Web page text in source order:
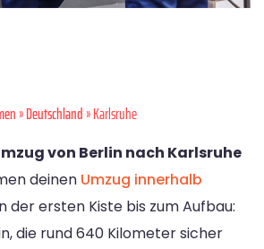
»Deutschland» Karlsruhe
von Berlin nach Karlsruhe
deinen Umzug innerhalb
der ersten Kiste bis zum Aufbau:
die rund 640 Kilometer sicher